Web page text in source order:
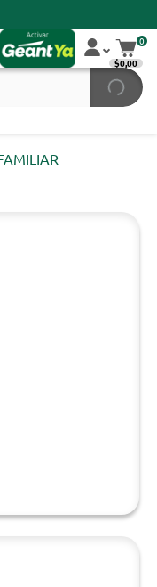
0
$0,00